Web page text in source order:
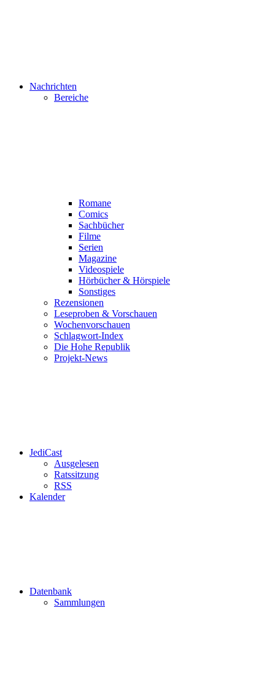
Nachrichten
Bereiche
Romane
Comics
Sachbücher
Filme
Serien
Magazine
Videospiele
Hörbücher & Hörspiele
Sonstiges
Rezensionen
Leseproben & Vorschauen
Wochenvorschauen
Schlagwort-Index
Die Hohe Republik
Projekt-News
JediCast
Ausgelesen
Ratssitzung
RSS
Kalender
Datenbank
Sammlungen